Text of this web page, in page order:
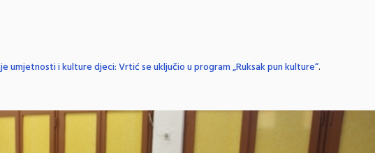
umjetnosti i kulture djeci: Vrtić se uključio u program „Ruksak pun kulture“.